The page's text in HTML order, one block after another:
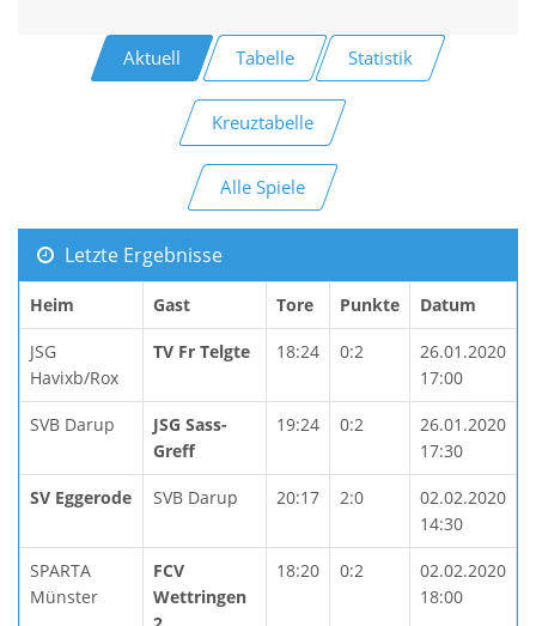
Aktuell Tabelle Statistik
Kreuztabelle
Alle Spiele
Letzte Ergebnisse
Heim Gast Tore Punkte Datum
JSG
Havixb/Rox
TV Fr Telgte 18:24 0:2
26.01.2020
17:00
SVB Darup
JSG Sass-
Greff
19:24 0:2
26.01.2020
17:30
SV Eggerode SVB Darup 20:17 2:0
02.02.2020
14:30
SPARTA
Münster
FCV
Wettringen
18:20 0:2
02.02.2020
18:00